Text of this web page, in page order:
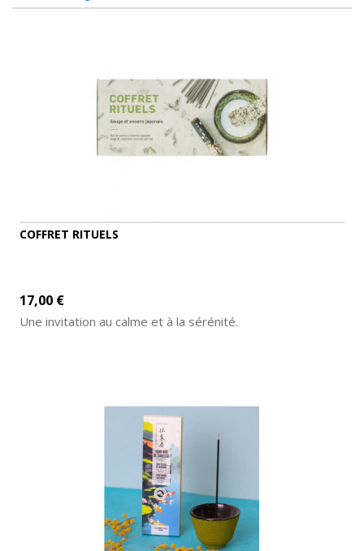
COFFRET RITUELS
17,00 €
Une invitation au calme et à la sérénité.